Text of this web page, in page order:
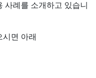
사례를 소개하고 있습니
시면 아래